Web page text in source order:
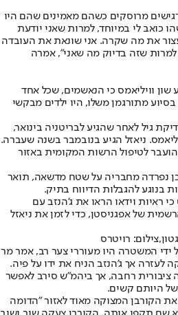
מרוסקים כשהם מאמינים שהם היו
כואב לי במיוחד, למרות שאני יודעת
את מה שקרה. אני שונאת את העובדה
למרות שזה בדיוק מה שאני", אמרה
שון וויליאמס כי הנאשמים, שכל אחד
מתורגמן משלו, היו ילדים מבקשי
גיל לאחר שהגיע לבריטניה בינואר,
אמר מר וויליאמס. ניאזל הגיע בנובמבר בשנה שעברה.
לטיפול הרשות המקומית באזור
נפרדה מחבריה על שטח מדשאה, תואר
בנוגע להגבלות הדיווח בתיק.
ראיות וידאו הראו את ג'הנזב עם
של אפגניסטן, כדי לזמן את ניאזל
רויטרס
ידי המשטרה היו מעוררי צער רב, אמר מר
לעזרה אך ג'הנזב הניח את ידו על פיה.
רחבה, אך ביהמ"ש סירב לאפשר
היותם קשים.
את הקורבן המצוקה מאוד לאזור "הדומה